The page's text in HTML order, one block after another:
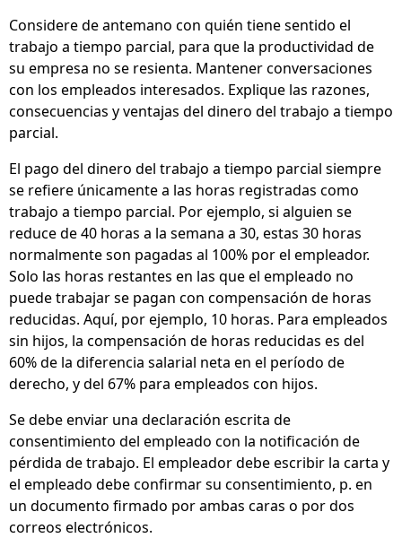
Considere de antemano con quién tiene sentido el
trabajo a tiempo parcial, para que la productividad de
su empresa no se resienta. Mantener conversaciones
con los empleados interesados. Explique las razones,
consecuencias y ventajas del dinero del trabajo a tiempo
parcial.
El pago del dinero del trabajo a tiempo parcial siempre
se refiere únicamente a las horas registradas como
trabajo a tiempo parcial. Por ejemplo, si alguien se
reduce de 40 horas a la semana a 30, estas 30 horas
normalmente son pagadas al 100% por el empleador.
Solo las horas restantes en las que el empleado no
puede trabajar se pagan con compensación de horas
reducidas. Aquí, por ejemplo, 10 horas. Para empleados
sin hijos, la compensación de horas reducidas es del
60% de la diferencia salarial neta en el período de
derecho, y del 67% para empleados con hijos.
Se debe enviar una declaración escrita de
consentimiento del empleado con la notificación de
pérdida de trabajo. El empleador debe escribir la carta y
el empleado debe confirmar su consentimiento, p. en
un documento firmado por ambas caras o por dos
correos electrónicos.